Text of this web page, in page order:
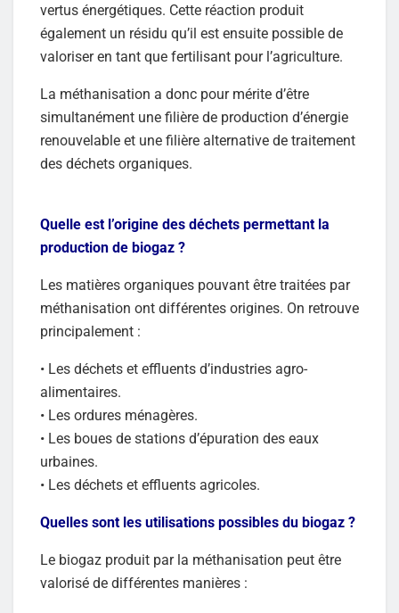
vertus énergétiques. Cette réaction produit
également un résidu qu’il est ensuite possible de
valoriser en tant que fertilisant pour l’agriculture.
La méthanisation a donc pour mérite d’être
simultanément une filière de production d’énergie
renouvelable et une filière alternative de traitement
des déchets organiques.
Quelle est l’origine des déchets permettant la
production de biogaz ?
Les matières organiques pouvant être traitées par
méthanisation ont différentes origines. On retrouve
principalement :
• Les déchets et effluents d’industries agro-
alimentaires.
• Les ordures ménagères.
• Les boues de stations d’épuration des eaux
urbaines.
• Les déchets et effluents agricoles.
Quelles sont les utilisations possibles du biogaz ?
Le biogaz produit par la méthanisation peut être
valorisé de différentes manières :